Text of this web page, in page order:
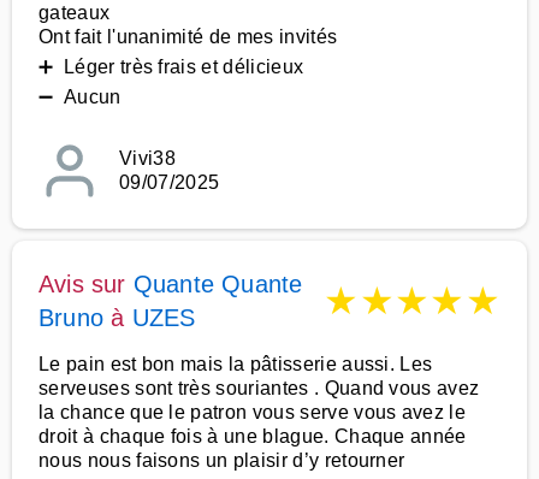
gateaux
Ont fait l'unanimité de mes invités
➕ Léger très frais et délicieux
➖ Aucun
Vivi38
09/07/2025
Avis sur Quante Quante
Bruno à UZES ★★★★★
Le pain est bon mais la pâtisserie aussi. Les
serveuses sont très souriantes . Quand vous avez
la chance que le patron vous serve vous avez le
droit à chaque fois à une blague. Chaque année
nous nous faisons un plaisir d’y retourner